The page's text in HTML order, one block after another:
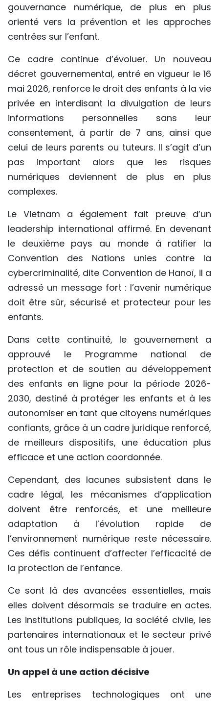
gouvernance numérique, de plus en plus
orienté vers la prévention et les approches
centrées sur l’enfant.
Ce cadre continue d’évoluer. Un nouveau
décret gouvernemental, entré en vigueur le 16
mai 2026, renforce le droit des enfants à la vie
privée en interdisant la divulgation de leurs
informations personnelles sans leur
consentement, à partir de 7 ans, ainsi que
celui de leurs parents ou tuteurs. Il s’agit d’un
pas important alors que les risques
numériques deviennent de plus en plus
complexes.
Le Vietnam a également fait preuve d’un
leadership international affirmé. En devenant
le deuxième pays au monde à ratifier la
Convention des Nations unies contre la
cybercriminalité, dite Convention de Hanoï, il a
adressé un message fort : l’avenir numérique
doit être sûr, sécurisé et protecteur pour les
enfants.
Dans cette continuité, le gouvernement a
approuvé le Programme national de
protection et de soutien au développement
des enfants en ligne pour la période 2026-
2030, destiné à protéger les enfants et à les
autonomiser en tant que citoyens numériques
confiants, grâce à un cadre juridique renforcé,
de meilleurs dispositifs, une éducation plus
efficace et une action coordonnée.
Cependant, des lacunes subsistent dans le
cadre légal, les mécanismes d’application
doivent être renforcés, et une meilleure
adaptation à l’évolution rapide de
l’environnement numérique reste nécessaire.
Ces défis continuent d’affecter l’efficacité de
la protection de l’enfance.
Ce sont là des avancées essentielles, mais
elles doivent désormais se traduire en actes.
Les institutions publiques, la société civile, les
partenaires internationaux et le secteur privé
ont tous un rôle indispensable à jouer.
Un appel à une action décisive
Les entreprises technologiques ont une